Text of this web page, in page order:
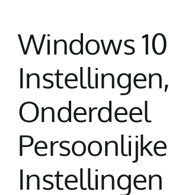
Windows 10
Instellingen,
Onderdeel
Persoonlijke
Instellingen